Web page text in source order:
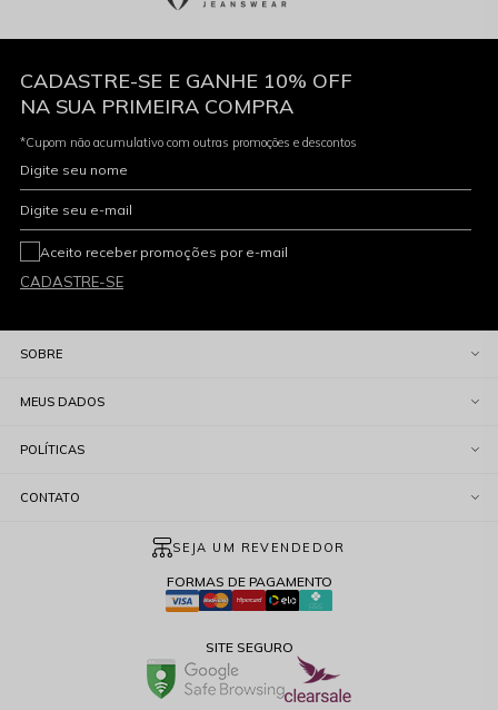
CADASTRE-SE E GANHE 10% OFF
NA SUA PRIMEIRA COMPRA
*Cupom não acumulativo com outras promoções e descontos
Digite seu nome
Digite seu e-mail
CADASTRE-SE
Aceito receber promoções por e-mail
SOBRE
MEUS DADOS
POLÍTICAS
CONTATO
FORMAS DE PAGAMENTO
SITE SEGURO
SEJA UM REVENDEDOR